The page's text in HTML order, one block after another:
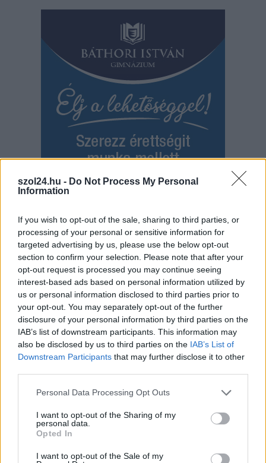
szol24.hu - Do Not Process My Personal
Information
If you wish to opt-out of the sale, sharing to third parties, or
processing of your personal or sensitive information for
targeted advertising by us, please use the below opt-out
section to confirm your selection. Please note that after your
opt-out request is processed you may continue seeing
interest-based ads based on personal information utilized by
us or personal information disclosed to third parties prior to
your opt-out. You may separately opt-out of the further
disclosure of your personal information by third parties on the
IAB’s list of downstream participants. This information may
also be disclosed by us to third parties on the IAB’s List of
Downstream Participants that may further disclose it to other
Please note that this website/app uses one or more Google
not limited to your visit or usage behaviour. You may click to
grant or deny consent to Google and its third-party tags to
use your data for below specified purposes in below Google
consent section.
Personal Data Processing Opt Outs
I want to opt-out of the Sharing of my
personal data.
Opted In
I want to opt-out of the Sale of my
Hírlevél feliratkozás
Adja meg keresztnevét:
Adja
meg e-mail címét:
Megismertem és elfogadom a
GDPR-szabályzat ot
Nem szeretne lemaradni semmiről? Csak egy kattintás, és hírlevelünk a
legfrissebb információkkal és exkluzív tartalmakkal hétről hétre
postaládájába érkezik!
A SZOL24 legfrissebb 24 cikke
A Szolnok megyei gazdák nagyon nem akarták a JÉGER
további üzemeltetését